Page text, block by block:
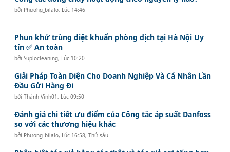
bởi Phương_bilalo, Lúc 14:46
Phun khử trùng diệt khuẩn phòng dịch tại Hà Nội Uy
tín ✅ An toàn
bởiSuplocleaning, Lúc 10:20
Giải Pháp Toàn Diện Cho Doanh Nghiệp Và Cá Nhân Lần
Đầu Gửi Hàng Đi
bởiThành Vinh01, Lúc 09:50
Đánh giá chi tiết ưu điểm của Công tắc áp suất Danfoss
so với các thương hiệu khác
bởi Phương_bilalo, Lúc 16:58, Thứ sáu